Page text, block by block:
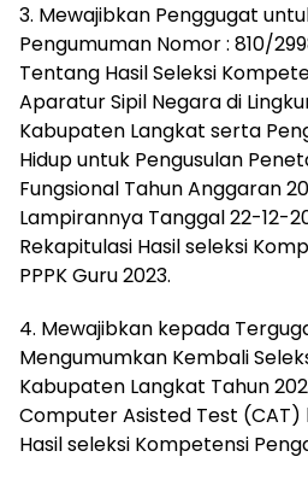
3. Mewajibkan Penggugat
Pengumuman Nomor : 810/
Tentang Hasil Seleksi
Aparatur Sipil Negara di
Kabupaten Langkat serta
Hidup untuk Pengusulan
Fungsional Tahun Anggaran
Lampirannya Tanggal 22-12-
Rekapitulasi Hasil seleksi
PPPK Guru 2023.
4. Mewajibkan kepada
Mengumumkan Kembali
Kabupaten Langkat Tahun
Computer Asisted Test (CAT)
Hasil seleksi Kompetensi